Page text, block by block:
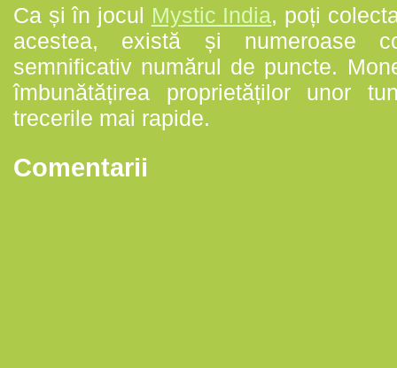
Ca și în jocul Mystic India, poți
acestea, există și numeroase
semnificativ numărul de puncte.
îmbunătățirea proprietăților unor
trecerile mai rapide.
Comentarii